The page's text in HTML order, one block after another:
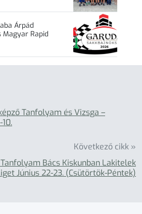
Árpád
Rapid
Tanfolyam és Vizsga –
Következő cikk »
Bács Kiskunban Lakitelek
Június 22-23. (Csütörtök-Péntek)